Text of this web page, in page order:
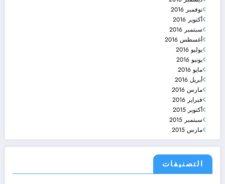
نوفمبر 2016
أكتوبر 2016
سبتمبر 2016
أغسطس 2016
يوليو 2016
يونيو 2016
مايو 2016
أبريل 2016
مارس 2016
فبراير 2016
أكتوبر 2015
سبتمبر 2015
مارس 2015
التصنيفات